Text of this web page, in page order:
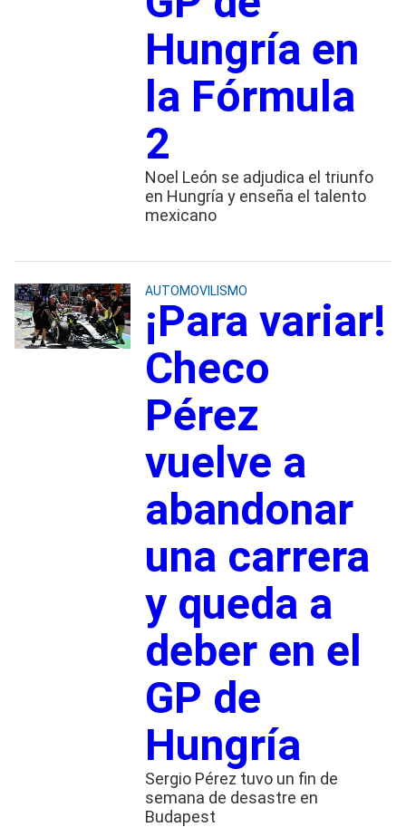
Hungría en
la Fórmula
2
Noel León se adjudica el triunfo
en Hungría y enseña el talento
mexicano
AUTOMOVILISMO
¡Para variar!
Checo
Pérez
vuelve a
abandonar
una carrera
y queda a
deber en el
GP de
Hungría
Sergio Pérez tuvo un fin de
semana de desastre en
Budapest